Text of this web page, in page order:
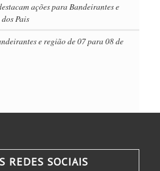
ações para Bandeirantes e
Pais
e região de 07 para 08 de
REDES SOCIAIS